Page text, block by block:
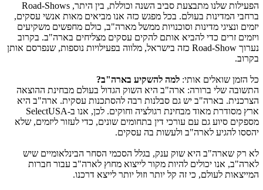
הפעילות שלנו מתבצעת סביב השנה וכוללת, בין היתר, Road-Shows
ברחבי המדינות בעולם. בכל מפגש כזה אנו מביאים מאות אנשי עסקים,
יזמים ונציגי מדינות וסוכנויות ממשל מארה"ב, כולם מחפשים משקיעים
ויזמים זרים כדי להביא אותם להקים עסקים מצליחים בארה"ב. בקרוב
נערוך Road-Show כזה בישראל, מלווה בפעילויות נוספות, שנפרסם אותן
בקרוב.
כל הזמן שואלים אותי: למה להשקיע בארה"ב?
התשובה שלי ברורה: ארה"ב היא השוק הגדול בעולם מבחינת ההוצאה
הצרכנית. בארה"ב יש גם סבלנות רבה להסתכנות עסקית. ארה"ב היא
ארץ מסודרת מאוד מבחינת רגולציה וחוקים. לכן, אנו ב-SelectUSA
מספקים סיוע גם עם עורכי דין בתחומים שונים, כדי לעזור ליזמים, שלא
יהססו להגיע לארה"ב ולעשות בה עסקים.
לא רק שארה"ב היא שוק ענק, בגלל הסכמי הסחר הבינלאומיים שיש
לארה"ב, אנו יכולים להיות מקור לייצוא מחוץ לארה"ב עבור חברות
המייצאות לעולם, כי זה קל יותר וזול יותר לייצא דרכנו.